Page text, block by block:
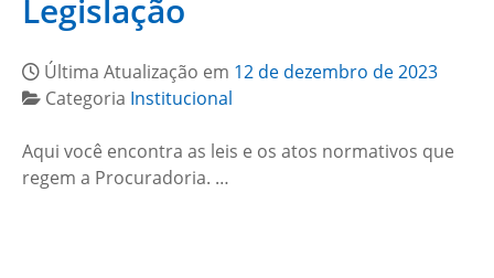
Legislação
Última Atualização em 12 de dezembro de 2023
Categoria Institucional
Aqui você encontra as leis e os atos normativos que
regem a Procuradoria. …